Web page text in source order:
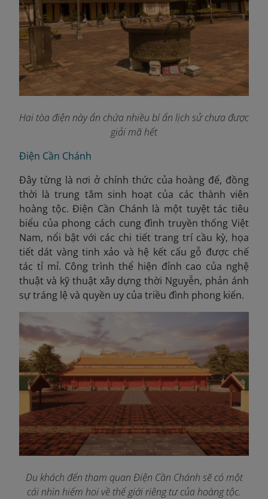
Hai tòa điện này ẩn chứa nhiều bí ẩn lịch sử chưa được
giải mã hết
Điện Cần Chánh
Đây từng là nơi ở chính thức của hoàng đế, đồng
thời là trung tâm sinh hoạt của các thành viên
hoàng tộc. Điện Cần Chánh là một tuyệt tác tiêu
biểu của phong cách cung đình truyền thống Việt
Nam, nổi bật với các chi tiết trang trí cầu kỳ, họa
tiết dát vàng tinh xảo và hệ kết cấu gỗ được chế
tác tỉ mỉ. Công trình thể hiện đỉnh cao của nghệ
thuật và kỹ thuật xây dựng thời Nguyễn, phản ánh
sự tráng lệ và quyền uy của triều đình phong kiến.
Du khách đến tham quan Điện Cần Chánh sẽ có một
cái nhìn hiếm hoi về thế giới riêng tư của hoàng tộc.